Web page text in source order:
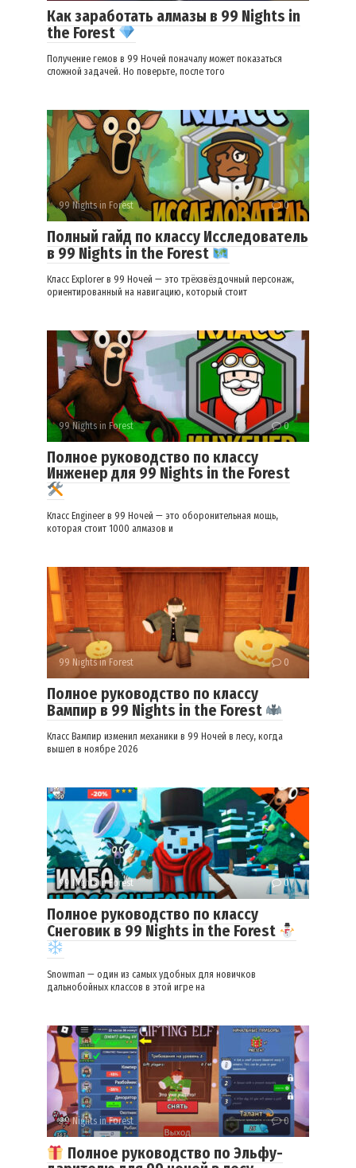
Как заработать алмазы в 99 Nights in
the Forest
Получение гемов в 99 Ночей поначалу может показаться
сложной задачей. Но поверьте, после того
99 Nights in Forest 0
Полный гайд по классу Исследователь
в 99 Nights in the Forest
Класс Explorer в 99 Ночей — это трёхзвёздочный персонаж,
ориентированный на навигацию, который стоит
99 Nights in Forest 0
Полное руководство по классу
Инженер для 99 Nights in the Forest
Класс Engineer в 99 Ночей — это оборонительная мощь,
которая стоит 1000 алмазов и
99 Nights in Forest 0
Полное руководство по классу
Вампир в 99 Nights in the Forest
Класс Вампир изменил механики в 99 Ночей в лесу, когда
вышел в ноябре 2026
99 Nights in Forest 0
Полное руководство по классу
Снеговик в 99 Nights in the Forest
Snowman — один из самых удобных для новичков
дальнобойных классов в этой игре на
99 Nights in Forest 0
Полное руководство по Эльфу-